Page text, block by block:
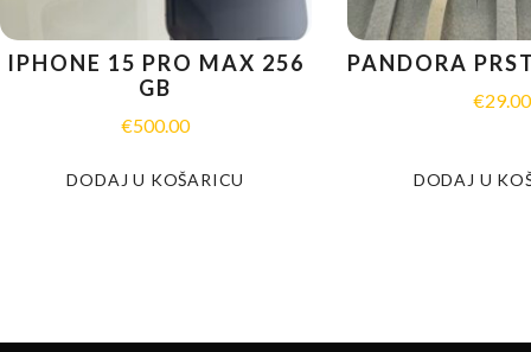
IPHONE 15 PRO MAX 256
GB
€500.00
DODAJ U KOŠARICU
PANDORA
€29.00
DODAJ U